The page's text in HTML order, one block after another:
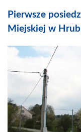
Pierwsze
Miejskiej w